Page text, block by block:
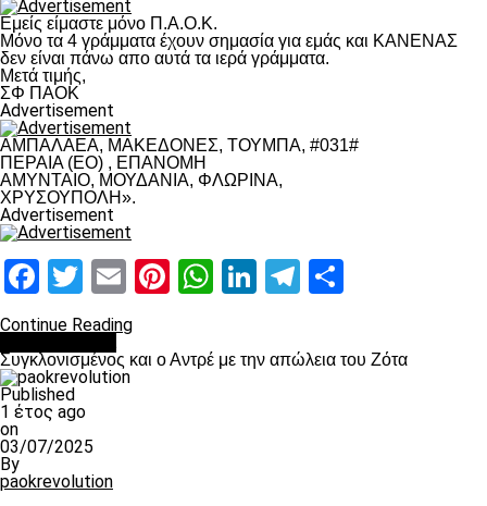
Εμείς είμαστε μόνο Π.Α.Ο.Κ.
Μόνο τα 4 γράμματα έχουν σημασία για εμάς και ΚΑΝΕΝΑΣ
δεν είναι πάνω απο αυτά τα ιερά γράμματα.
Μετά τιμής,
ΣΦ ΠΑΟΚ
Advertisement
ΑΜΠΑΛΑΕΑ, ΜΑΚΕΔΟΝΕΣ, ΤΟΥΜΠΑ, #031#
ΠΕΡΑΙΑ (ΕΟ) , ΕΠΑΝΟΜΗ
ΑΜΥΝΤΑΙΟ, ΜΟΥΔΑΝΙΑ, ΦΛΩΡΙΝΑ,
ΧΡΥΣΟΥΠΟΛΗ».
Advertisement
Facebook
Twitter
EmailPinterest
WhatsApp
LinkedIn
Telegram
Continue Reading
Συγκλονισμένος και ο Αντρέ με την απώλεια του Ζότα
Published
1 έτος ago
on
03/07/2025
By
paokrevolution